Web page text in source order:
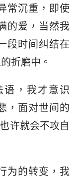
常沉重，即使
的爱，当然我
段时间纠结在
折磨中。
语，我才意识
，面对世间的
许就会不攻自
为的转变，我